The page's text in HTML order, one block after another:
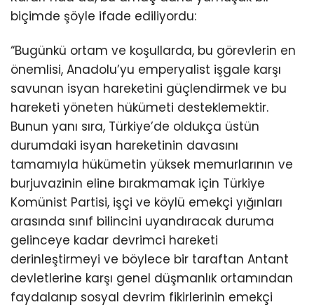
biçimde şöyle ifade ediliyordu:
“Bugünkü ortam ve koşullarda, bu görevlerin en
önemlisi, Anadolu’yu emperyalist işgale karşı
savunan isyan hareketini güçlendirmek ve bu
hareketi yöneten hükümeti desteklemektir.
Bunun yanı sıra, Türkiye’de oldukça üstün
durumdaki isyan hareketinin davasını
tamamıyla hükümetin yüksek memurlarının ve
burjuvazinin eline bırakmamak için Türkiye
Komünist Partisi, işçi ve köylü emekçi yığınları
arasında sınıf bilincini uyandıracak duruma
gelinceye kadar devrimci hareketi
derinleştirmeyi ve böylece bir taraftan Antant
devletlerine karşı genel düşmanlık ortamından
faydalanıp sosyal devrim fikirlerinin emekçi